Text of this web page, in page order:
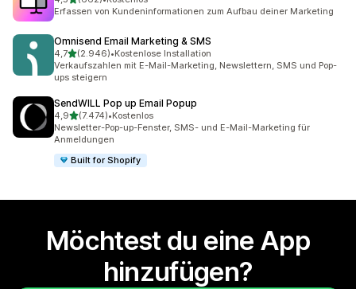
662 Rezensionen insgesamt
Erfassen von Kundeninformationen zum Aufbau deiner Marketing
Omnisend Email Marketing & SMS
4,7von 5 Sternen
(2.946)
2946 Rezensionen insgesamt
•Kostenlose Installation
Verkaufszahlen mit E-Mail-Marketing, Newslettern, SMS und Pop-
ups steigern
SendWILL Pop up Email Popup
4,9von 5 Sternen
(7.474)
7474 Rezensionen insgesamt
•Kostenlos
Newsletter-Pop-up-Fenster, SMS- und E-Mail-Marketing für
Anmeldungen
Built for Shopify
Möchtest du eine App
hinzufügen?